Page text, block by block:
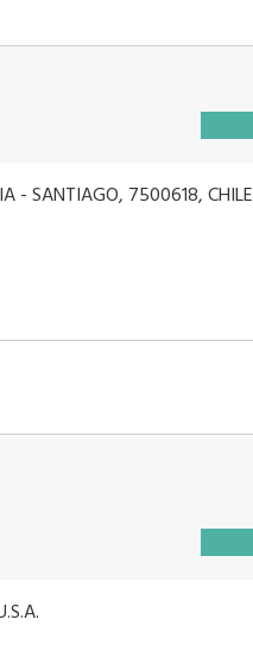
- SANTIAGO, 7500618, CHILE